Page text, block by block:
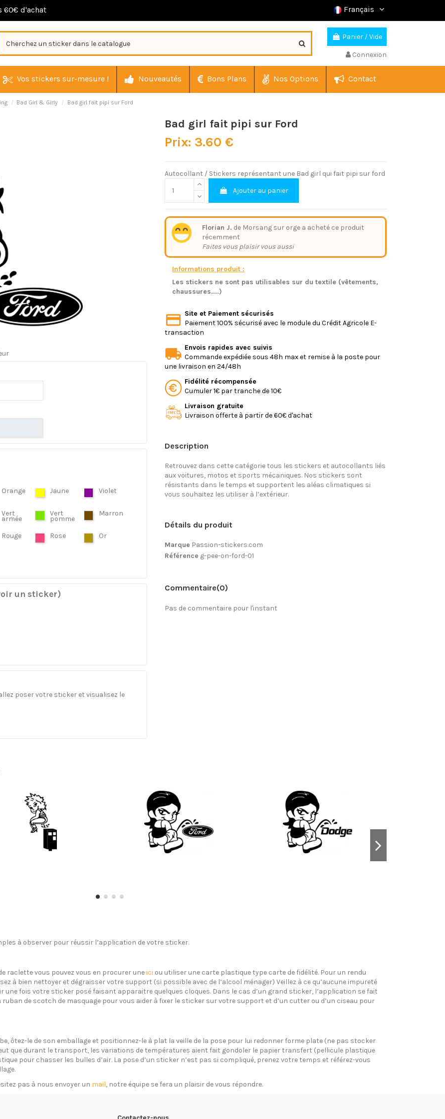
60€ d'achat Français
Panier /Vide
Connexion
Vos stickers sur-mesure ! Nouveautés Bons Plans Nos Options Contact
Bad Girl & Girly Bad girl fait pipi sur Ford
Orange Jaune Violet
Vert
armée
Vert
pomme
Marron
Rouge Rose Or
un sticker)
poser votre sticker et visualisez le
Bad girl fait pipi sur Ford
Prix: 3.60 €
Autocollant / Stickers représentant une Bad girl qui fait pipi sur ford
Ajouter au panier
Florian J. de Morsang sur orge a acheté ce produit
récemment
Faites vous plaisir vous aussi
Informations produit :
Les stickers ne sont pas utilisables sur du textile (vêtements,
chaussures....)
Site et Paiement sécurisés
Paiement 100% sécurisé avec le module du Crédit Agricole E-
transaction
Envois rapides avec suivis
Commande expédiée sous 48h max et remise à la poste pour
une livraison en 24/48h
Fidélité récompensée
Cumuler 1€ par tranche de 10€
Livraison gratuite
Livraison offerte à partir de 60€ d'achat
Description
Retrouvez dans cette catégorie tous les stickers et autocollants liés
aux voitures, motos et sports mécaniques. Nos stickers sont
résistants dans le temps et supportent les aléas climatiques si
vous souhaitez les utiliser à l’extérieur.
Détails du produit
Marque Passion-stickers.com
Référence g-pee-on-ford-01
Commentaire(0)
Pas de commentaire pour l'instant
à observer pour réussir l’application de votre sticker.
raclette vous pouvez vous en procurer uneici ou utiliser une carte plastique type carte de fidélité. Pour un rendu
à bien nettoyer et dégraisser votre support (si possible avec de l’alcool ménager) Veillez à ce qu’aucune impureté
une fois votre sticker posé faisant apparaitre quelques cloques. Dans le cas d’un grand sticker, l’application se fait
de scotch de masquage pour vous aider à fixer le sticker sur votre support et d’un cutter ou d’un ciseau pour
ôtez-le de son emballage et positionnez-le à plat la veille de la pose pour lui redonner forme plate (ne pas stocker
que durant le transport, les variations de températures aient fait gondoler le papier transfert (pellicule plastique
pour chasser les bulles d’air. La pose d’un sticker n’est pas si compliqué, prenez votre temps et référez-vous
pas à nous envoyer un mail, notre équipe se fera un plaisir de vous répondre.